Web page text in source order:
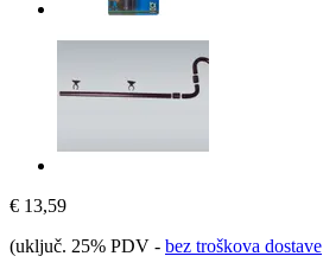
€ 13,59
(uključ. 25% PDV - bez troškova dostave